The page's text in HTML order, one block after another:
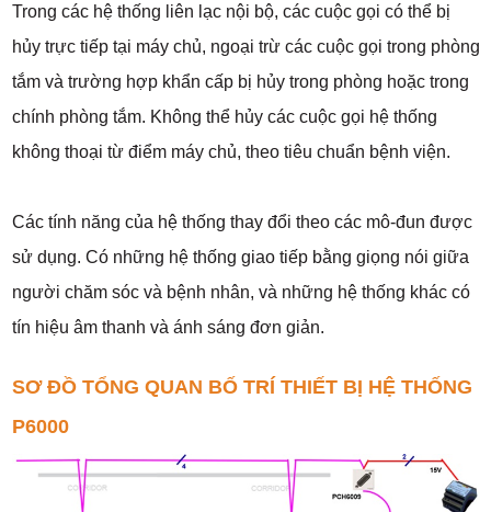
Trong các hệ thống liên lạc nội bộ, các cuộc gọi có thể bị
hủy trực tiếp tại máy chủ, ngoại trừ các cuộc gọi trong phòng
tắm và trường hợp khẩn cấp bị hủy trong phòng hoặc trong
chính phòng tắm. Không thể hủy các cuộc gọi hệ thống
không thoại từ điểm máy chủ, theo tiêu chuẩn bệnh viện.
Các tính năng của hệ thống thay đổi theo các mô-đun được
sử dụng. Có những hệ thống giao tiếp bằng giọng nói giữa
người chăm sóc và bệnh nhân, và những hệ thống khác có
tín hiệu âm thanh và ánh sáng đơn giản.
SƠ ĐỒ TỔNG QUAN BỐ TRÍ THIẾT BỊ HỆ THỐNG
P6000